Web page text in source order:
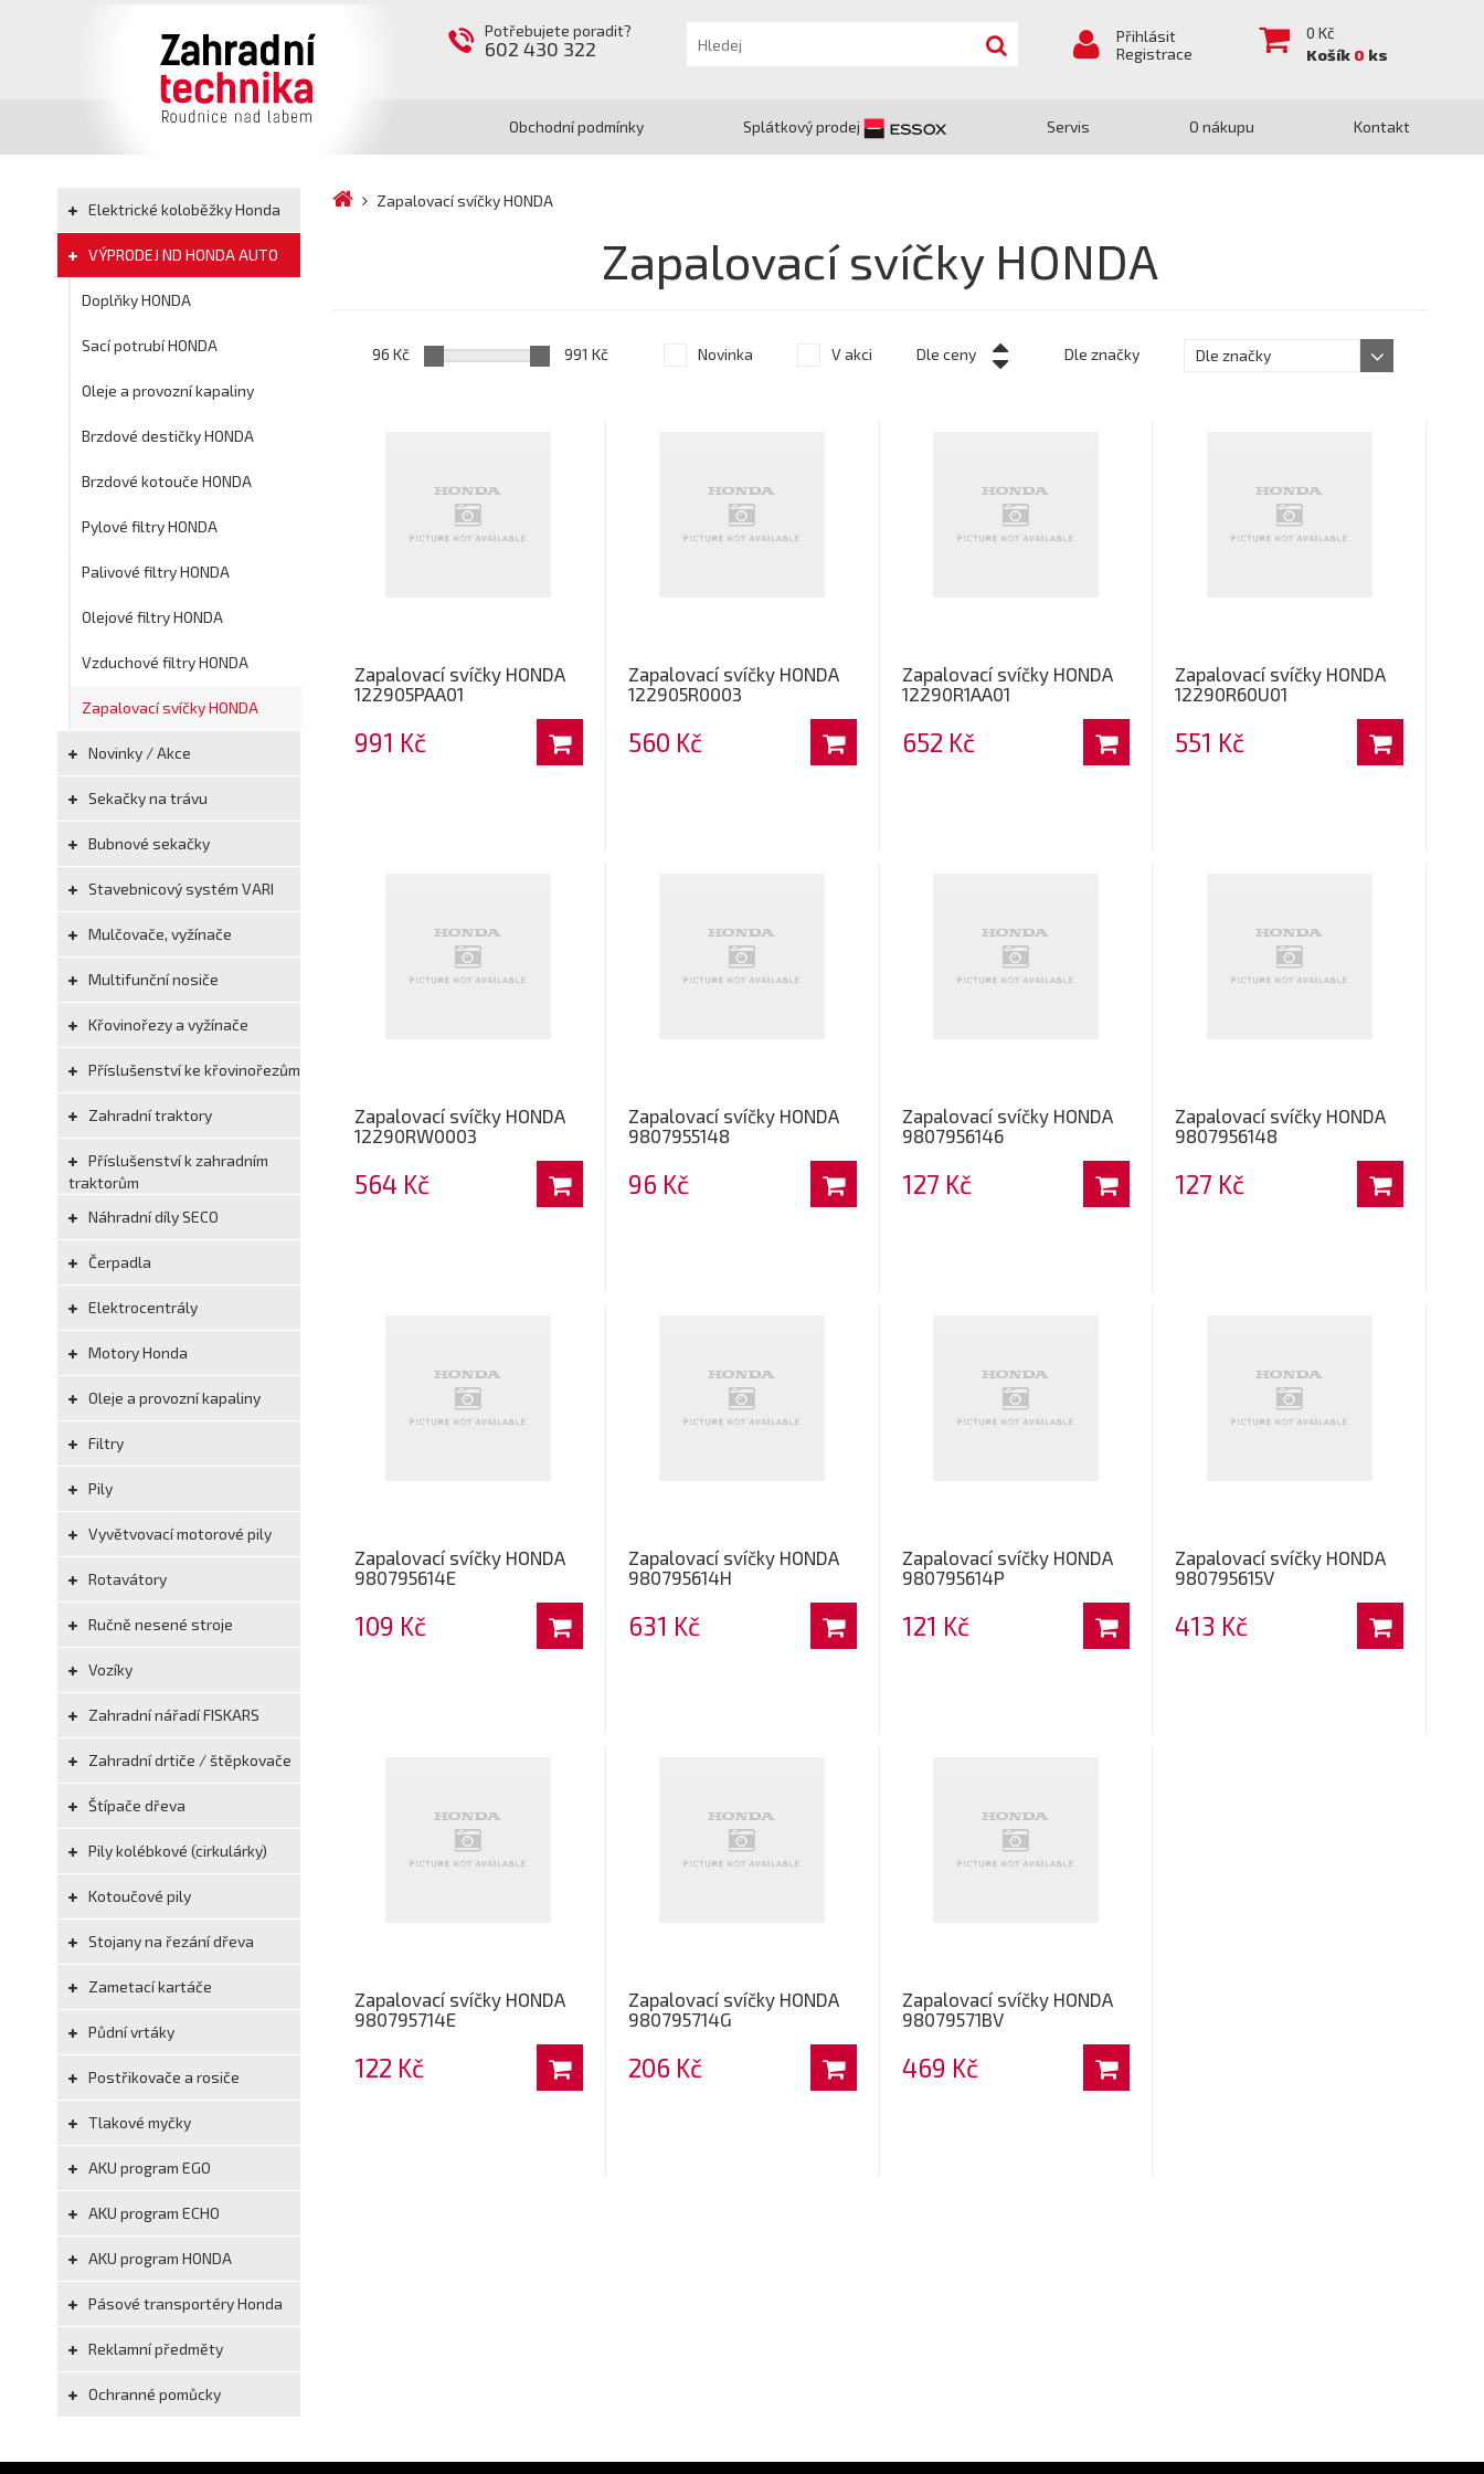
Potřebujete poradit?
602 430 322
Přihlásit
Registrace
0 Kč
Košík 0 ks
Obchodní podmínky Splátkový prodej Servis O nákupu Kontakt
Elektrické koloběžky Honda
VÝPRODEJ ND HONDA AUTO
Doplňky HONDA
Sací potrubí HONDA
Oleje a provozní kapaliny
Brzdové destičky HONDA
Brzdové kotouče HONDA
Pylové filtry HONDA
Palivové filtry HONDA
Olejové filtry HONDA
Vzduchové filtry HONDA
Zapalovací svíčky HONDA
Novinky / Akce
Sekačky na trávu
Bubnové sekačky
Stavebnicový systém VARI
Mulčovače, vyžínače
Multifunční nosiče
Křovinořezy a vyžínače
Příslušenství ke křovinořezům
Zahradní traktory
Příslušenství k zahradním
traktorům
Náhradní díly SECO
Čerpadla
Elektrocentrály
Motory Honda
Oleje a provozní kapaliny
Filtry
Pily
Vyvětvovací motorové pily
Rotavátory
Ručně nesené stroje
Vozíky
Zahradní nářadí FISKARS
Zahradní drtiče / štěpkovače
Štípače dřeva
Pily kolébkové (cirkulárky)
Kotoučové pily
Stojany na řezání dřeva
Zametací kartáče
Půdní vrtáky
Postřikovače a rosiče
Tlakové myčky
AKU program EGO
AKU program ECHO
AKU program HONDA
Pásové transportéry Honda
Reklamní předměty
Ochranné pomůcky
Zapalovací svíčky HONDA
Zapalovací svíčky HONDA
96 Kč 991 Kč Novinka V akci Dle ceny Dle značky Dle značky
Zapalovací svíčky HONDA
122905PAA01
991 Kč
Zapalovací svíčky HONDA
122905R0003
560 Kč
Zapalovací svíčky HONDA
12290R1AA01
652 Kč
Zapalovací svíčky HONDA
12290R60U01
551 Kč
Zapalovací svíčky HONDA
12290RW0003
564 Kč
Zapalovací svíčky HONDA
9807955148
96 Kč
Zapalovací svíčky HONDA
9807956146
127 Kč
Zapalovací svíčky HONDA
9807956148
127 Kč
Zapalovací svíčky HONDA
980795614E
109 Kč
Zapalovací svíčky HONDA
980795614H
631 Kč
Zapalovací svíčky HONDA
980795614P
121 Kč
Zapalovací svíčky HONDA
980795615V
413 Kč
Zapalovací svíčky HONDA
980795714E
122 Kč
Zapalovací svíčky HONDA
980795714G
206 Kč
Zapalovací svíčky HONDA
98079571BV
469 Kč